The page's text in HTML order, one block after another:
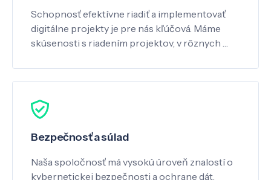
Schopnosť efektívne riadiť a implementovať
digitálne projekty je pre nás kľúčová. Máme
skúsenosti s riadením projektov, v rôznych …
Bezpečnosť a súlad
Naša spoločnosť má vysokú úroveň znalostí o
kybernetickej bezpečnosti a ochrane dát.